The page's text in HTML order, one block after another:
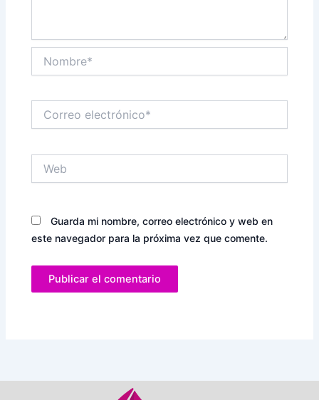
electrónico*
Guarda mi nombre, correo electrónico y web en
este navegador para la próxima vez que comente.